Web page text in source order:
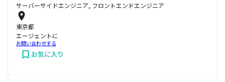
サーバーサイドエンジニア, フロントエンドエンジニア
東京都
エージェントに
お問い合わせする
お気に入り